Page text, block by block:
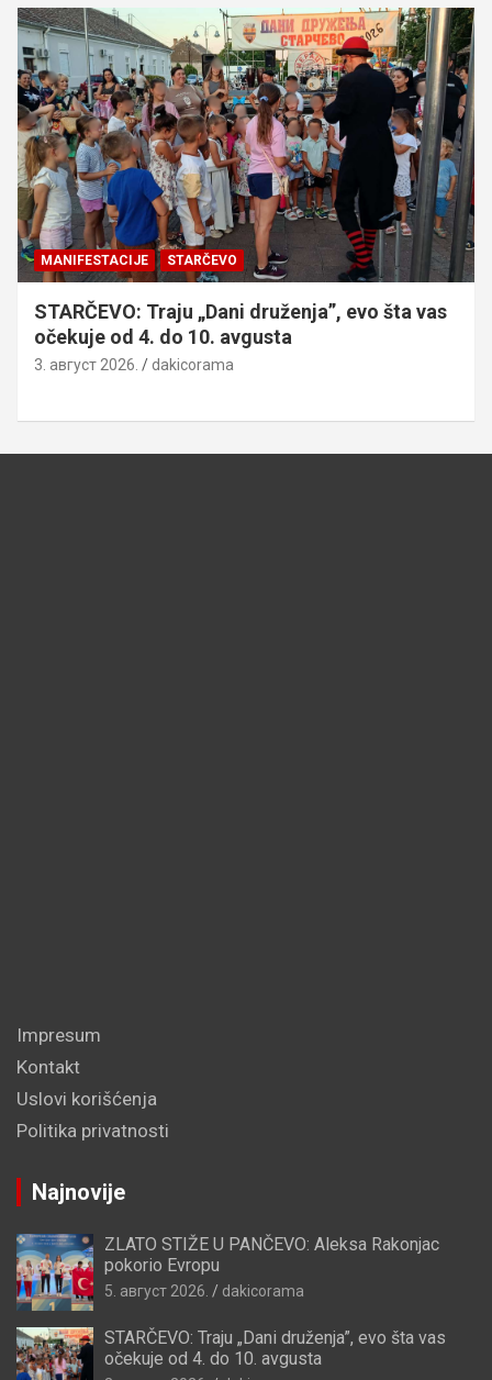
MANIFESTACIJE STARČEVO
STARČEVO: Traju „Dani druženja”, evo šta vas
očekuje od 4. do 10. avgusta
3. август 2026. dakicorama
Impresum
Kontakt
Uslovi korišćenja
Politika privatnosti
Najnovije
ZLATO STIŽE U PANČEVO: Aleksa Rakonjac
pokorio Evropu
5. август 2026. dakicorama
STARČEVO: Traju „Dani druženja”, evo šta vas
očekuje od 4. do 10. avgusta